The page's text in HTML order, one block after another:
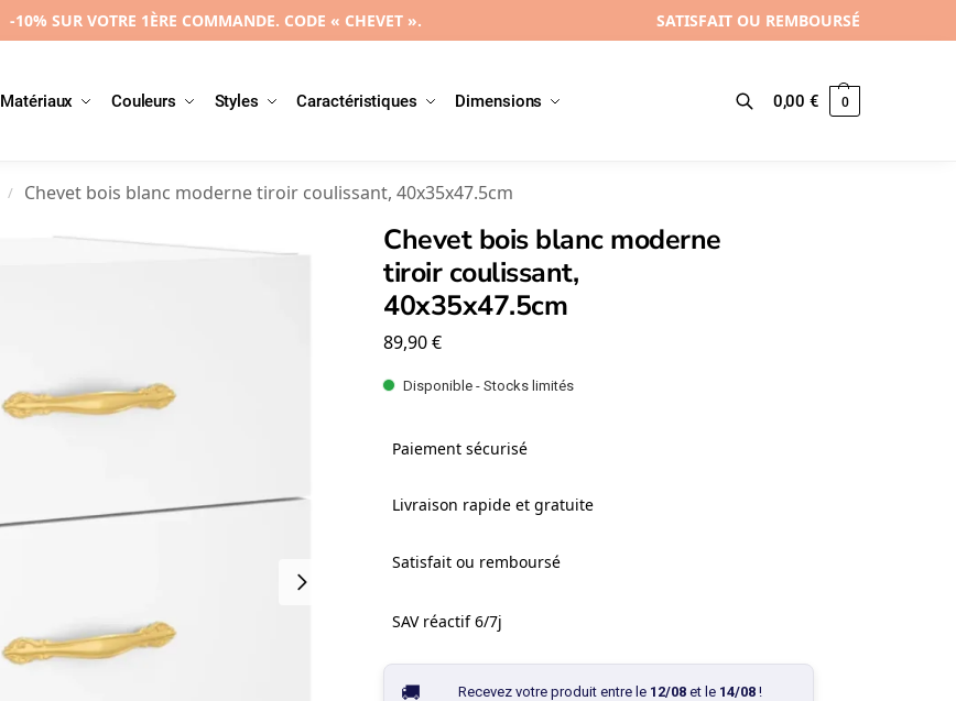
-10% SUR VOTRE 1ÈRE COMMANDE. CODE « CHEVET ». SATISFAIT OU REMBOURSÉ
Matériaux Couleurs Styles Caractéristiques Dimensions
Recherche 0,00€ 0
/ Chevet bois blanc moderne tiroir coulissant, 40x35x47.5cm
Chevet bois blanc moderne
tiroir coulissant,
40x35x47.5cm
89,90€
Disponible - Stocks limités
Paiement sécurisé
Livraison rapide et gratuite
Satisfait ou remboursé
SAV réactif 6/7j
Recevez votre produit entre le 12/08et le 14/08!